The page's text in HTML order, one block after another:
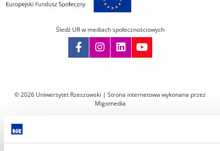
© 2026 Uniwersytet Rzeszowski | Strona internetowa wykonana przez
Migomedia
Śledź UR w mediach społecznościowych
i
przejdź